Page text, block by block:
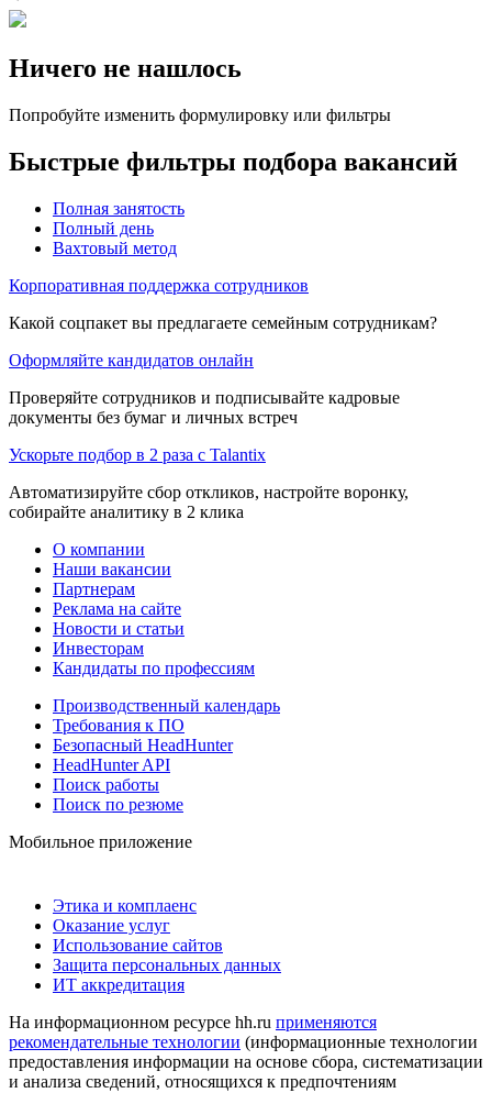
Ничего не нашлось
Попробуйте изменить формулировку или фильтры
Быстрые фильтры подбора вакансий
Полная занятость
Полный день
Вахтовый метод
Корпоративная поддержка сотрудников
Какой соцпакет вы предлагаете семейным сотрудникам?
Оформляйте кандидатов онлайн
Проверяйте сотрудников и подписывайте кадровые
документы без бумаг и личных встреч
Ускорьте подбор в 2 раза с Talantix
Автоматизируйте сбор откликов, настройте воронку,
собирайте аналитику в 2 клика
О компании
Наши вакансии
Партнерам
Реклама на сайте
Новости и статьи
Инвесторам
Кандидаты по профессиям
Производственный календарь
Требования к ПО
Безопасный HeadHunter
HeadHunter API
Поиск работы
Поиск по резюме
Мобильное приложение
Этика и комплаенс
Оказание услуг
Использование сайтов
Защита персональных данных
ИТ аккредитация
На информационном ресурсе hh.ru применяются
рекомендательные технологии (информационные технологии
предоставления информации на основе сбора, систематизации
и анализа сведений, относящихся к предпочтениям